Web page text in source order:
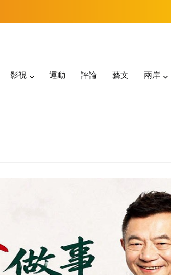
影視 運動 評論 藝文 兩岸